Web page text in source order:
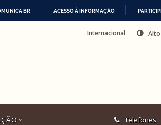
BR ACESSO À INFORMAÇÃO
Internacional
Link
Telefones